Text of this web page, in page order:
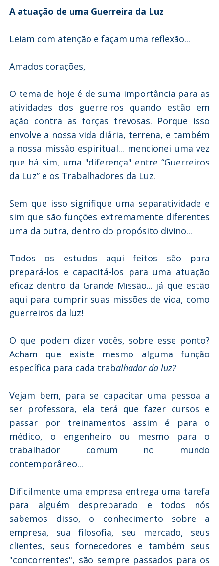
A atuação de uma Guerreira da Luz
Leiam com atenção e façam uma reflexão...
Amados corações,
O tema de hoje é de suma importância para as
atividades dos guerreiros quando estão em
ação contra as forças trevosas. Porque isso
envolve a nossa vida diária, terrena, e também
a nossa missão espiritual... mencionei uma vez
que há sim, uma "diferença" entre “Guerreiros
da Luz” e os Trabalhadores da Luz.
Sem que isso signifique uma separatividade e
sim que são funções extremamente diferentes
uma da outra, dentro do propósito divino...
Todos os estudos aqui feitos são para
prepará-los e capacitá-los para uma atuação
eficaz dentro da Grande Missão... já que estão
aqui para cumprir suas missões de vida, como
guerreiros da luz!
O que podem dizer vocês, sobre esse ponto?
Acham que existe mesmo alguma função
específica para cada trabalhador da luz?
Vejam bem, para se capacitar uma pessoa a
ser professora, ela terá que fazer cursos e
passar por treinamentos assim é para o
médico, o engenheiro ou mesmo para o
trabalhador comum no mundo
contemporâneo...
Dificilmente uma empresa entrega uma tarefa
para alguém despreparado e todos nós
sabemos disso, o conhecimento sobre a
empresa, sua filosofia, seu mercado, seus
clientes, seus fornecedores e também seus
"concorrentes", são sempre passados para os